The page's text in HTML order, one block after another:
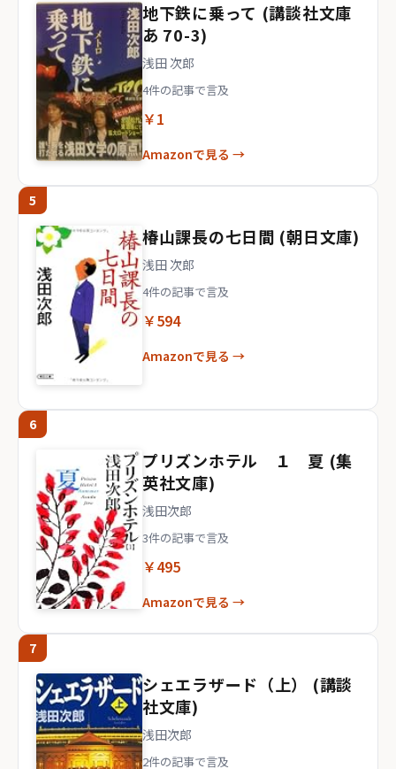
地下鉄に乗って (講談社文庫
あ 70-3)
浅田 次郎
4件の記事で言及
￥1
Amazonで見る →
5
椿山課長の七日間 (朝日文庫)
浅田 次郎
4件の記事で言及
￥594
Amazonで見る →
6
プリズンホテル １ 夏 (集
英社文庫)
浅田次郎
3件の記事で言及
￥495
Amazonで見る →
7
シェエラザード（上） (講談
社文庫)
浅田次郎
2件の記事で言及